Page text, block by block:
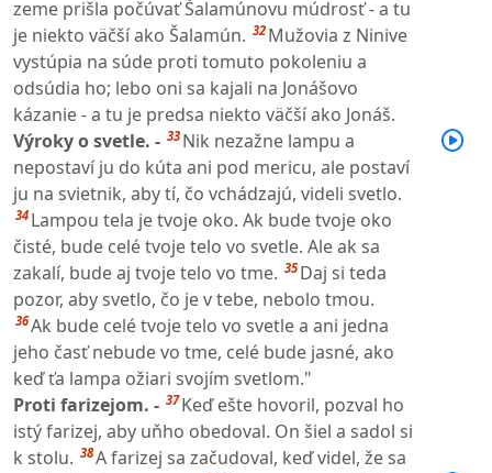
zeme prišla počúvať Šalamúnovu múdrosť - a tu
je niekto väčší ako Šalamún. 32 Mužovia z Ninive
vystúpia na súde proti tomuto pokoleniu a
odsúdia ho; lebo oni sa kajali na Jonášovo
kázanie - a tu je predsa niekto väčší ako Jonáš.
Výroky o svetle. - 33 Nik nezažne lampu a
nepostaví ju do kúta ani pod mericu, ale postaví
ju na svietnik, aby tí, čo vchádzajú, videli svetlo.
34 Lampou tela je tvoje oko. Ak bude tvoje oko
čisté, bude celé tvoje telo vo svetle. Ale ak sa
zakalí, bude aj tvoje telo vo tme. 35 Daj si teda
pozor, aby svetlo, čo je v tebe, nebolo tmou.
36Ak bude celé tvoje telo vo svetle a ani jedna
jeho časť nebude vo tme, celé bude jasné, ako
keď ťa lampa ožiari svojím svetlom."
Proti farizejom. - 37 Keď ešte hovoril, pozval ho
istý farizej, aby uňho obedoval. On šiel a sadol si
k stolu. 38A farizej sa začudoval, keď videl, že sa